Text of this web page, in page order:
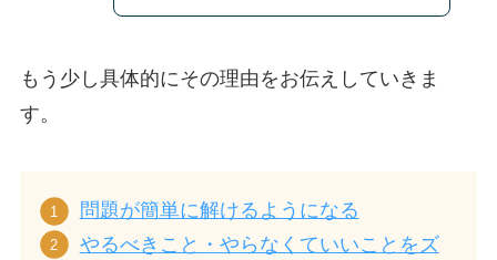
もう少し具体的にその理由をお伝えしていきま
す。
問題が簡単に解けるようになる
やるべきこと・やらなくていいことをズ